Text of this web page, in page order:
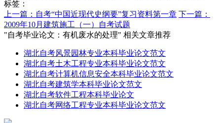
标签：
上一篇：自考“中国近现代史纲要”复习资料第一章 下一篇：
2009年10月建筑施工（一）自考试题
"自考毕业论文：有机废水的处理" 相关文章推荐
湖北自考风景园林专业本科毕业论文范文
湖北自考土木工程专业本科毕业论文范文
湖北自考计算机信息安全本科毕业论文范文
湖北自考建筑学本科毕业论文范文
湖北自考软件工程本科毕业论文
湖北自考网络工程专业本科毕业论文范文